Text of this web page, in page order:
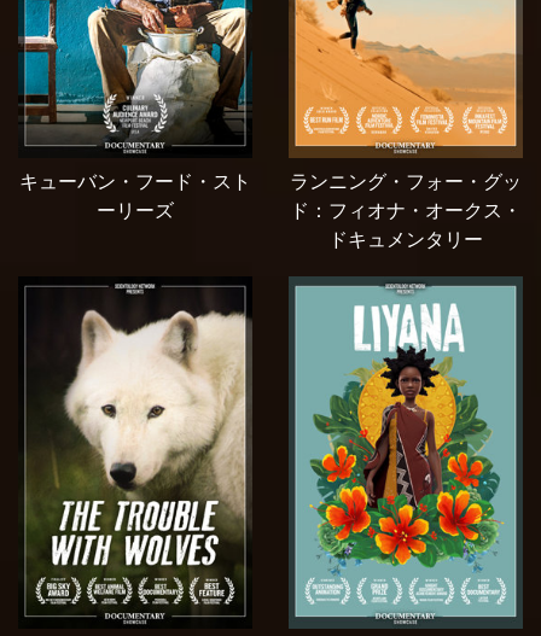
キューバン・フード・スト
ーリーズ
ランニング・フォー・グッ
ド：フィオナ・オークス・
ドキュメンタリー